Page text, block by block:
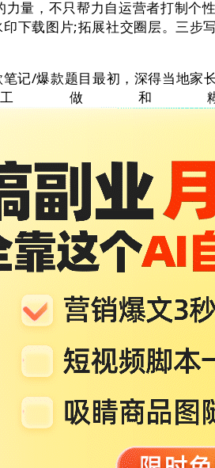
量，不只帮力自运营者打制
下载图片;拓展社交圈层。三
/爆款题目最初，深得当地家
做和